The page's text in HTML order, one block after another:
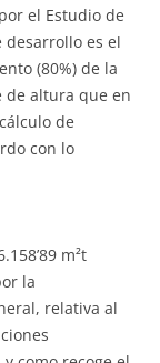
el Estudio de
desarrollo es el
(80%) de la
de altura que en
de
con lo
m²t
la
relativa al